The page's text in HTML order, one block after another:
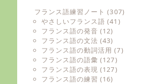
フランス語練習ノート (307)
やさしいフランス語 (41)
フランス語の発音 (12)
フランス語の文法 (43)
フランス語の動詞活用 (7)
フランス語の語彙 (127)
フランス語の表現 (127)
フランス語の練習 (16)